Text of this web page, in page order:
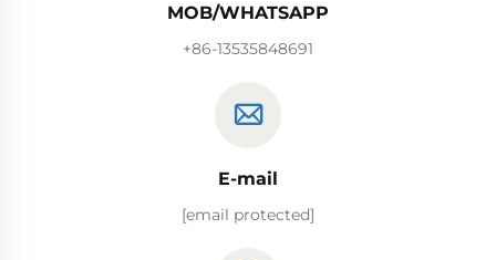
MOB/WHATSAPP
+86-13535848691
E-mail
[email protected]